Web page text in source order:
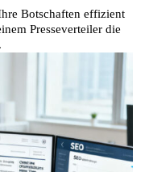
Botschaften effizient
Presseverteiler die